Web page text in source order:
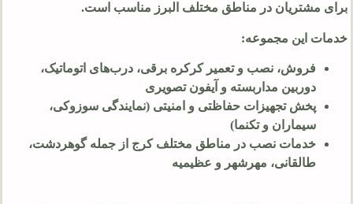
برای مشتریان در مناطق مختلف البرز مناسب است.
خدمات این مجموعه:
فروش، نصب و تعمیر کرکره برقی، درب‌های اتوماتیک،
دوربین مداربسته و آیفون تصویری
پخش تجهیزات حفاظتی و امنیتی (نمایندگی سوزوکی،
سیماران و تکنما)
خدمات نصب در مناطق مختلف کرج از جمله گوهردشت،
طالقانی، مهرشهر و عظیمیه